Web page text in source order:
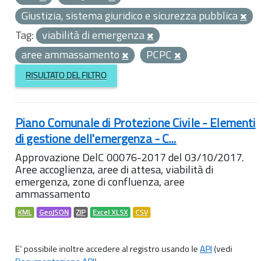
Giustizia, sistema giuridico e sicurezza pubblica
Tag: viabilità di emergenza
aree ammassamento
PCPC
RISULTATO DEL FILTRO
Piano Comunale di Protezione Civile - Elementi
di gestione dell'emergenza - C...
Approvazione DelC 00076-2017 del 03/10/2017.
Aree accoglienza, aree di attesa, viabilità di
emergenza, zone di confluenza, aree
ammassamento
KML GeoJSON ZIP Excel XLSX CSV
E' possibile inoltre accedere al registro usando leAPI(vedi